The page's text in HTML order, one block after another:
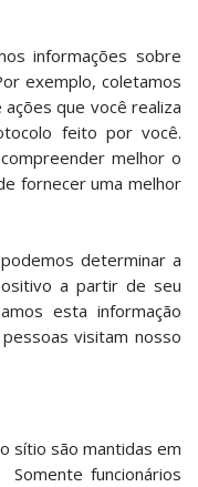
informações sobre
exemplo, coletamos
que você realiza
feito por você.
melhor o
fornecer uma melhor
determinar a
a partir de seu
esta informação
visitam nosso
sítio são mantidas em
funcionários